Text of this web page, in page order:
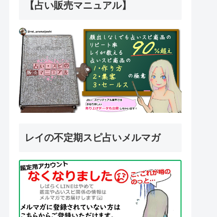
【占い販売マニュアル】
レイの不定期スピ占いメルマガ